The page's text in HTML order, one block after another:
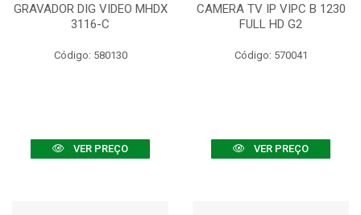
GRAVADOR DIG VIDEO MHDX
3116-C
Código: 580130
VER PREÇO
CAMERA TV IP VIPC B 1230
FULL HD G2
Código: 570041
VER PREÇO